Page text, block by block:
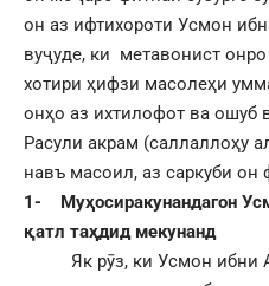
он аз ифтихороти Усмон
вуҷуде, ки метавонист
хотири ҳифзи масолеҳи
онҳо аз ихтилофот ва ошуб
Расули акрам (саллаллоҳу
навъ масоил, аз саркуби он
1- Муҳосиракунандагон
қатл таҳдид мекунанд
Як рӯз, ки Усмон ибни